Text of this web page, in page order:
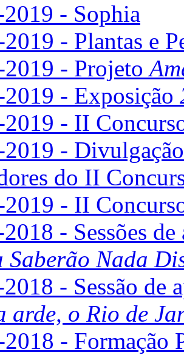
- Sophia
- Plantas e
2019 - Projeto
- Exposição
- II
-
do II
- II
- Sessões
Saberão Nada
- Sessão de
arde, o Rio de
- Formação